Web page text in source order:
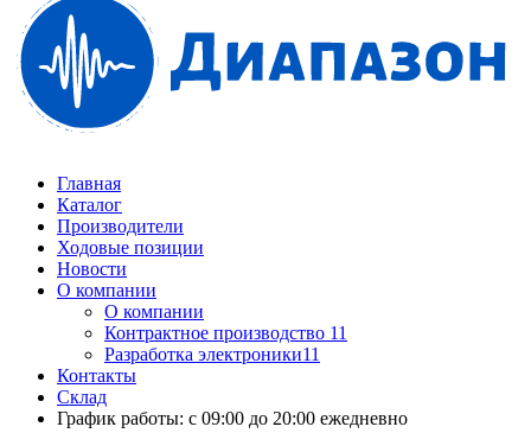
Главная
Каталог
Производители
Ходовые позиции
Новости
О компании
О компании
Контрактное производство 11
Разработка электроники11
Контакты
Склад
График работы: с 09:00 до 20:00 ежедневно